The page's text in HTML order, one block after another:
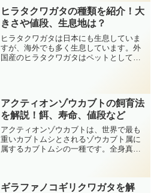
トの種類や、用途に応じたおすすめ、選
ぶ際の目安等を紹介します...
ヒラタクワガタの種類を紹介！大
きさや値段、生息地は？
ヒラタクワガタは日本にも生息していま
すが、海外でも多く生息しています。外
国産のヒラタクワガタはペットとして飼
アクティオンゾウカブトの飼育法
を解説！餌、寿命、値段など
アクティオンゾウカブトは、世界で最も
重いカブトムシとされるゾウカブト属に
属するカブトムシの一種です。全身真っ
い大きな体は迫力十分です。ムシキング
でも最強の甲虫の１つとし...
ギラファノコギリクワガタを解